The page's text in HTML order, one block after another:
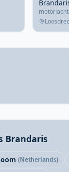
motorjacht
Brandaris
(Netherlands)